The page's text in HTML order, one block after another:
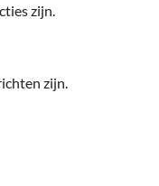
zijn.
zijn.